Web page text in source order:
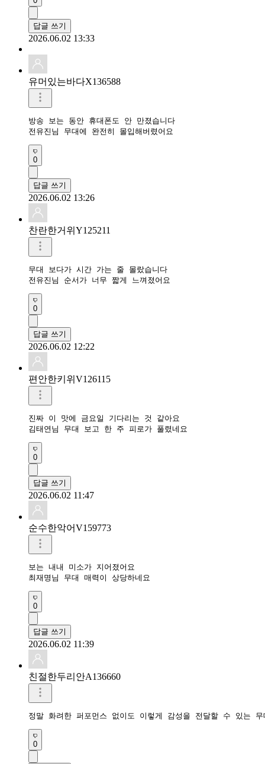
답글 쓰기
2026.06.02 13:33
유머있는바다X136588
방송 보는 동안 휴대폰도 안 만졌습니다
전유진님 무대에 완전히 몰입해버렸어요
0
답글 쓰기
2026.06.02 13:26
찬란한거위Y125211
무대 보다가 시간 가는 줄 몰랐습니다
전유진님 순서가 너무 짧게 느껴졌어요
0
답글 쓰기
2026.06.02 12:22
편안한키위V126115
진짜 이 맛에 금요일 기다리는 것 같아요
김태연님 무대 보고 한 주 피로가 풀렸네요
0
답글 쓰기
2026.06.02 11:47
순수한악어V159773
보는 내내 미소가 지어졌어요
최재명님 무대 매력이 상당하네요
0
답글 쓰기
2026.06.02 11:39
친절한두리안A136660
정말 화려한 퍼포먼스 없이도 이렇게 감성을 전달할 수 있는
0